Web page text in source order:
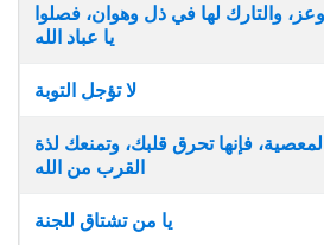
والتارك لها في ذل وهوان، فصلوا
يا عباد الله
لا تؤجل التوبة
فإنها تحرق قلبك، وتمنعك لذة
القرب من الله
يا من تشتاق للجنة